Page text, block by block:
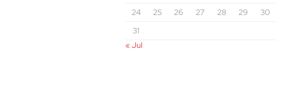
24
25 26 27 28 29
30
31
« Jul